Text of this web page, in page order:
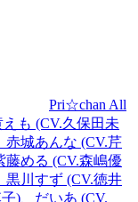
Pri☆chan All
も (CV.久保田未
、赤城あんな (CV.芹
藤める (CV.森嶋優
黒川すず (CV.徳井
)、だいあ (CV.